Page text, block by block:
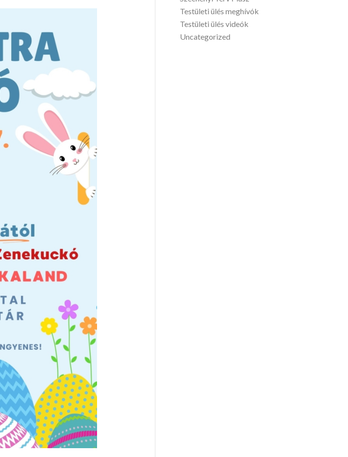
Testületi ülés meghívók
Testületi ülés videók
Uncategorized